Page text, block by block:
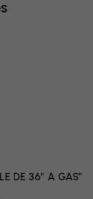
DE 36″ A GAS”